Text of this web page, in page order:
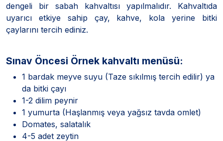
dengeli bir sabah kahvaltısı yapılmalıdır. Kahvaltıda
uyarıcı etkiye sahip çay, kahve, kola yerine bitki
çaylarını tercih ediniz.
Sınav Öncesi Örnek kahvaltı menüsü:
1 bardak meyve suyu (Taze sıkılmış tercih edilir) ya
da bitki çayı
1-2 dilim peynir
1 yumurta (Haşlanmış veya yağsız tavda omlet)
Domates, salatalık
4-5 adet zeytin